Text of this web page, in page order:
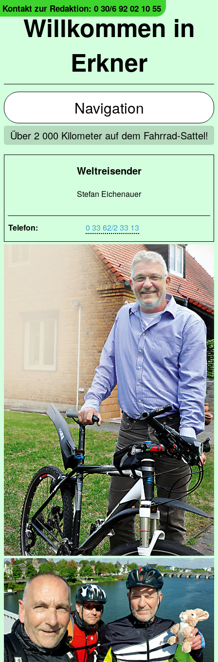
Willkommen in
Erkner
Kontakt zur Redaktion: 0 30/6 92 02 10 55
Navigation
Über 2 000 Kilometer auf dem Fahrrad-Sattel!
Weltreisender
Stefan Eichenauer
Telefon: 0 33 62/2 33 13